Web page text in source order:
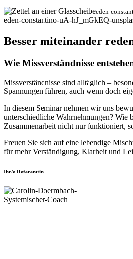
eden-
eden-constantino-uA-hJ_mGkEQ-
Besser miteinander
Wie Missverständnisse
Missverständnisse sind alltäglich –
Spannungen führen, auch wenn doch
In diesem Seminar nehmen wir uns
unterschiedliche Wahrnehmungen?
Zusammenarbeit nicht nur funktioniert,
Freuen Sie sich auf eine lebendige
für mehr Verständigung, Klarheit und
Ihr/e Referent/in